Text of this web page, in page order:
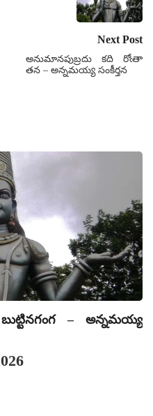
Next Post
అనుమానపుబ్రదు కది రోఁతా
తన – అన్నమయ్య సంకీర్తన
– అన్నమయ్య